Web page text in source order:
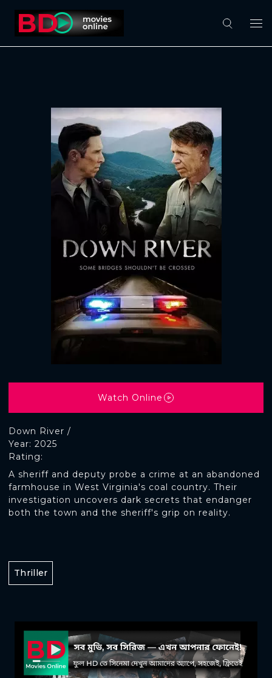
Down River /
Rating:
Year: 2025
A sheriff and deputy probe a crime at an abandoned
farmhouse in West Virginia's coal country. Their
investigation uncovers dark secrets that endanger
both the town and the sheriff's grip on reality.
Watch Online
Thriller